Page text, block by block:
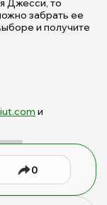
Джесси, то
забрать ее
и получите
и
0